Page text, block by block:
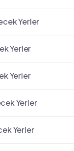
Yerler
Yerler
Yerler
Yerler
Yerler